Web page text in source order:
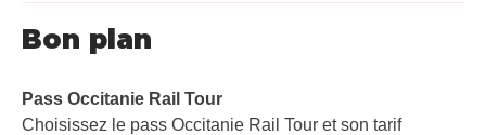
Bon plan
Pass Occitanie Rail Tour​
Choisissez le pass Occitanie Rail Tour et son tarif